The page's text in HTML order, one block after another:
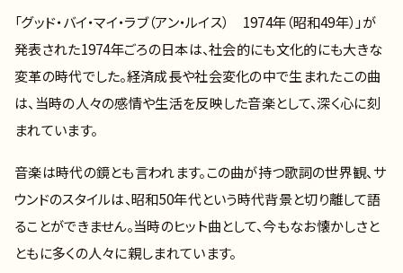
「グッド・バイ・マイ・ラブ（アン・ルイス） 1974年（昭和49年）」が
発表された1974年ごろの日本は、社会的にも文化的にも大きな
変革の時代でした。経済成長や社会変化の中で生まれたこの曲
は、当時の人々の感情や生活を反映した音楽として、深く心に刻
まれています。
音楽は時代の鏡とも言われます。この曲が持つ歌詞の世界観、サ
ウンドのスタイルは、昭和50年代という時代背景と切り離して語
ることができません。当時のヒット曲として、今もなお懐かしさと
ともに多くの人々に親しまれています。